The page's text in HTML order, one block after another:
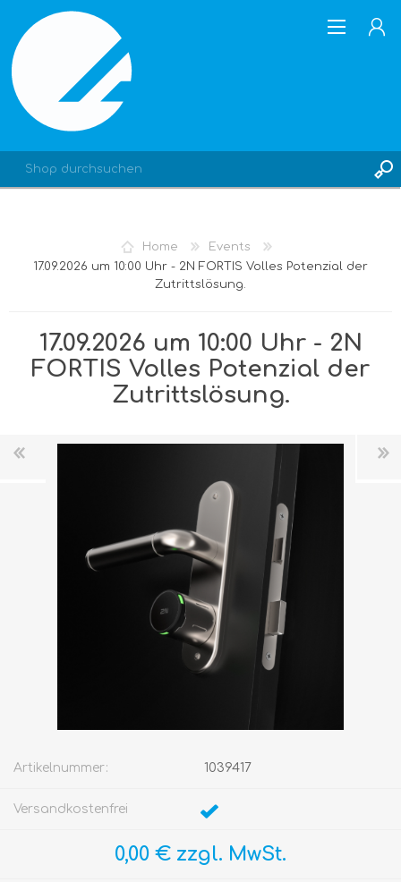
REGISTRIERUNG
ANMELDEN
Home
Events
17.09.2026 um 10:00 Uhr - 2N FORTIS Volles Potenzial der
Zutrittslösung.
17.09.2026 um 10:00 Uhr - 2N
FORTIS Volles Potenzial der
Zutrittslösung.
Artikelnummer: 1039417
Versandkostenfrei
0,00 € zzgl. MwSt.